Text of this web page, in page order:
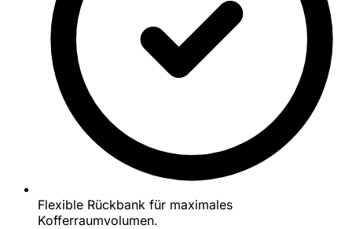
Flexible Rückbank für maximales
Kofferraumvolumen.